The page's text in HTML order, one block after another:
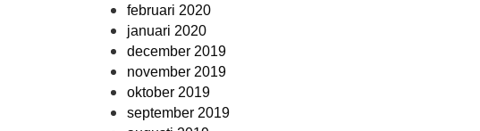
februari 2020
januari 2020
december 2019
november 2019
oktober 2019
september 2019